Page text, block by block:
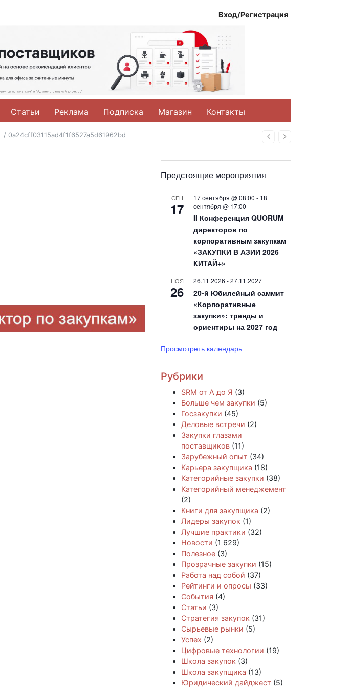
Вход/Регистрация
Статьи Реклама Подписка Магазин Контакты
НазадВперед
/ 0a24cff03115ad4f1f6527a5d61962bd
Предстоящие мероприятия
СЕН
17
17 сентября @ 08:00 - 18
сентября @ 17:00
II Конференция QUORUM
директоров по
корпоративным закупкам
«ЗАКУПКИ В АЗИИ 2026
КИТАЙ+»
НОЯ
26
26.11.2026 -27.11.2027
20-й Юбилейный саммит
«Корпоративные
закупки»: тренды и
ориентиры на 2027 год
Просмотреть календарь
Рубрики
SRM от А до Я (3)
Больше чем закупки (5)
Госзакупки (45)
Деловые встречи (2)
Закупки глазами
поставщиков (11)
Зарубежный опыт (34)
Карьера закупщика (18)
Категорийные закупки (38)
Категорийный менеджемент
(2)
Книги для закупщика (2)
Лидеры закупок (1)
Лучшие практики (32)
Новости (1 629)
Полезное (3)
Прозрачные закупки (15)
Работа над собой (37)
Рейтинги и опросы (33)
События (4)
Статьи (3)
Стратегия закупок (31)
Сырьевые рынки (5)
Успех (2)
Цифровые технологии (19)
Школа закупок (3)
Школа закупщика (13)
Юридический дайджест (5)